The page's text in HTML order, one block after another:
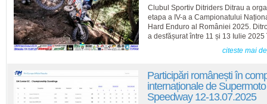
Clubul Sportiv Ditriders Ditrau a
etapa a IV-a a Campionatului
Hard Enduro al României 2025.
a desfășurat între 11 și 13 Iulie 2025
citeste mai
Participări românești în
internaționale de
Speedway 12-13.07.2025